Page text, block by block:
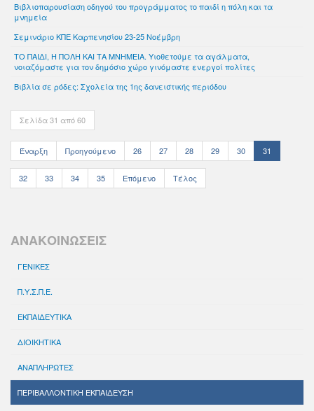
Βιβλιοπαρουσίαση οδηγού του προγράμματος το παιδί η πόλη και τα
μνημεία
Σεμινάριο ΚΠΕ Καρπενησίου 23-25 Νοέμβρη
TO ΠΑΙΔΙ, Η ΠΟΛΗ ΚΑΙ ΤΑ ΜΝΗΜΕΙΑ. Υιοθετούμε τα αγάλματα,
νοιαζόμαστε για τον δημόσιο χώρο γινόμαστε ενεργοί πολίτες
Bιβλία σε ρόδες: Σχολεία της 1ης δανειστικής περιόδου
Σελίδα 31 από 60
Έναρξη Προηγούμενο 26 27 28 29 30 31
32 33 34 35 Επόμενο Τέλος
ΑΝΑΚΟΙΝΩΣΕΙΣ
ΓΕΝΙΚΕΣ
Π.Υ.Σ.Π.Ε.
ΕΚΠΑΙΔΕΥΤΙΚΑ
ΔΙΟΙΚΗΤΙΚΑ
ΑΝΑΠΛΗΡΩΤΕΣ
ΠΕΡΙΒΑΛΛΟΝΤΙΚΗ ΕΚΠΑΙΔΕΥΣΗ